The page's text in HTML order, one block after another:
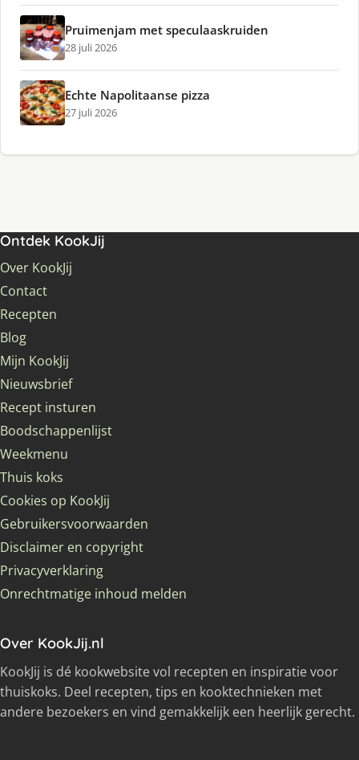
Pruimenjam met speculaaskruiden
28 juli 2026
Echte Napolitaanse pizza
27 juli 2026
Ontdek KookJij
Over KookJij
Contact
Recepten
Blog
Mijn KookJij
Nieuwsbrief
Recept insturen
Boodschappenlijst
Weekmenu
Thuis koks
Cookies op KookJij
Gebruikersvoorwaarden
Disclaimer en copyright
Privacyverklaring
Onrechtmatige inhoud melden
Over KookJij.nl
KookJij is dé kookwebsite vol recepten en inspiratie voor
thuiskoks. Deel recepten, tips en kooktechnieken met
andere bezoekers en vind gemakkelijk een heerlijk gerecht.